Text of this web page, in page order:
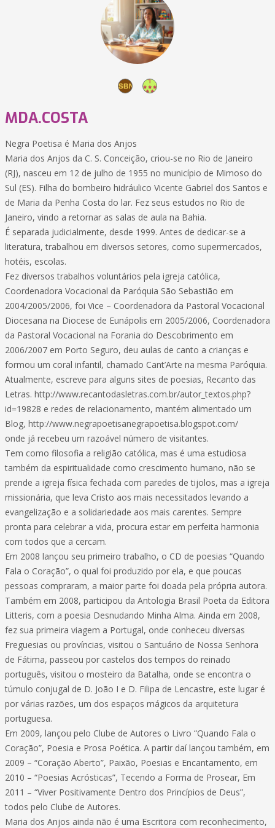
MDA.COSTA
Negra Poetisa é Maria dos Anjos
Maria dos Anjos da C. S. Conceição, criou-se no Rio de Janeiro
(RJ), nasceu em 12 de julho de 1955 no município de Mimoso do
Sul (ES). Filha do bombeiro hidráulico Vicente Gabriel dos Santos e
de Maria da Penha Costa do lar. Fez seus estudos no Rio de
Janeiro, vindo a retornar as salas de aula na Bahia.
É separada judicialmente, desde 1999. Antes de dedicar-se a
literatura, trabalhou em diversos setores, como supermercados,
hotéis, escolas.
Fez diversos trabalhos voluntários pela igreja católica,
Coordenadora Vocacional da Paróquia São Sebastião em
2004/2005/2006, foi Vice – Coordenadora da Pastoral Vocacional
Diocesana na Diocese de Eunápolis em 2005/2006, Coordenadora
da Pastoral Vocacional na Forania do Descobrimento em
2006/2007 em Porto Seguro, deu aulas de canto a crianças e
formou um coral infantil, chamado Cant’Arte na mesma Paróquia.
Atualmente, escreve para alguns sites de poesias, Recanto das
Letras. http://www.recantodasletras.com.br/autor_textos.php?
id=19828 e redes de relacionamento, mantém alimentado um
Blog, http://www.negrapoetisanegrapoetisa.blogspot.com/
onde já recebeu um razoável número de visitantes.
Tem como filosofia a religião católica, mas é uma estudiosa
também da espiritualidade como crescimento humano, não se
prende a igreja física fechada com paredes de tijolos, mas a igreja
missionária, que leva Cristo aos mais necessitados levando a
evangelização e a solidariedade aos mais carentes. Sempre
pronta para celebrar a vida, procura estar em perfeita harmonia
com todos que a cercam.
Em 2008 lançou seu primeiro trabalho, o CD de poesias “Quando
Fala o Coração”, o qual foi produzido por ela, e que poucas
pessoas compraram, a maior parte foi doada pela própria autora.
Também em 2008, participou da Antologia Brasil Poeta da Editora
Litteris, com a poesia Desnudando Minha Alma. Ainda em 2008,
fez sua primeira viagem a Portugal, onde conheceu diversas
Freguesias ou províncias, visitou o Santuário de Nossa Senhora
de Fátima, passeou por castelos dos tempos do reinado
português, visitou o mosteiro da Batalha, onde se encontra o
túmulo conjugal de D. João I e D. Filipa de Lencastre, este lugar é
por várias razões, um dos espaços mágicos da arquitetura
portuguesa.
Em 2009, lançou pelo Clube de Autores o Livro “Quando Fala o
Coração”, Poesia e Prosa Poética. A partir daí lançou também, em
2009 – “Coração Aberto”, Paixão, Poesias e Encantamento, em
2010 – “Poesias Acrósticas”, Tecendo a Forma de Prosear, Em
2011 – “Viver Positivamente Dentro dos Princípios de Deus”,
todos pelo Clube de Autores.
Maria dos Anjos ainda não é uma Escritora com reconhecimento,